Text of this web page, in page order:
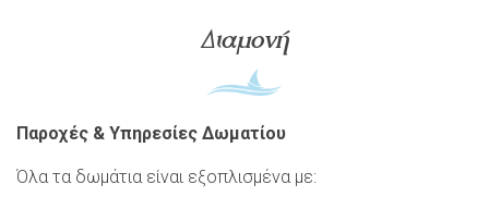
Διαμονή
Παροχές & Υπηρεσίες Δωματίου
Όλα τα δωμάτια είναι εξοπλισμένα με: